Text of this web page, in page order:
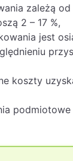
zależą
2 – 17 %,
jest
koszty